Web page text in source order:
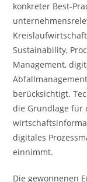
konkreter Best-
Sustainability,
Management,
berücksichtigt.
die Grundlage für
digitales
einnimmt.
Die gewonnenen